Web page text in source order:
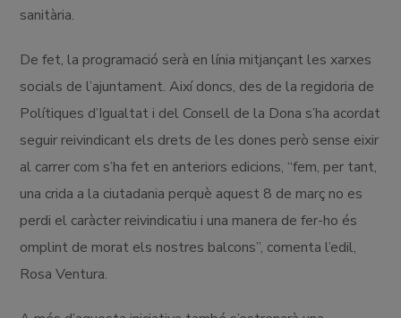
sanitària.
De fet, la programació serà en línia mitjançant les xarxes
socials de l’ajuntament. Així doncs, des de la regidoria de
Polítiques d’Igualtat i del Consell de la Dona s’ha acordat
seguir reivindicant els drets de les dones però sense eixir
al carrer com s’ha fet en anteriors edicions, “fem, per tant,
una crida a la ciutadania perquè aquest 8 de març no es
perdi el caràcter reivindicatiu i una manera de fer-ho és
omplint de morat els nostres balcons”, comenta l’edil,
Rosa Ventura.